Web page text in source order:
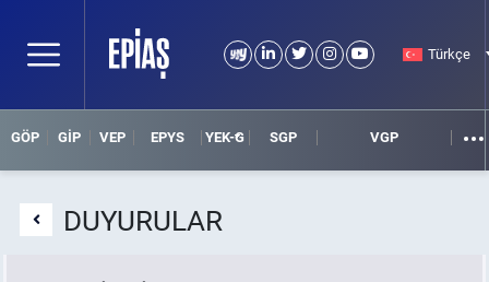
Türkçe
GÖP GİP VEP EPYS YEK-G SGP VGP
DUYURULAR